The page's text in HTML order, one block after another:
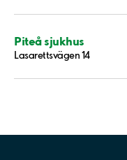
Piteå sjukhus
Lasarettsvägen 14